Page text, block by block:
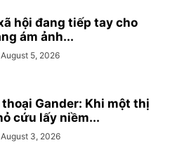
hội đang tiếp tay cho
ám ảnh...
August 5, 2026
Gander: Khi một thị
cứu lấy niềm...
August 3, 2026